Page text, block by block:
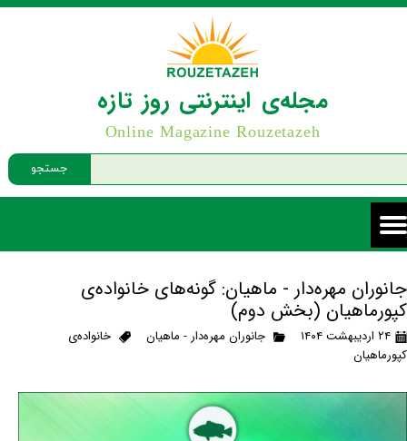
جستجو
مجله‌ی اینترنتی روز تازه
Online Magazine Rouzetazeh
جانوران مهره‌دار - ماهیان: گونه‌های خانواده‌ی
کپورماهیان (بخش دوم)
۲۴ اردیبهشت ۱۴۰۴ جانوران مهره‌دار - ماهیان
خانواده‌ی
کپورماهیان